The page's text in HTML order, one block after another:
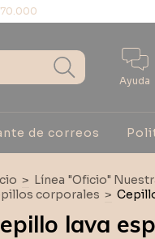
Ayuda
de correos
> Línea "Oficio"
corporales >
lava